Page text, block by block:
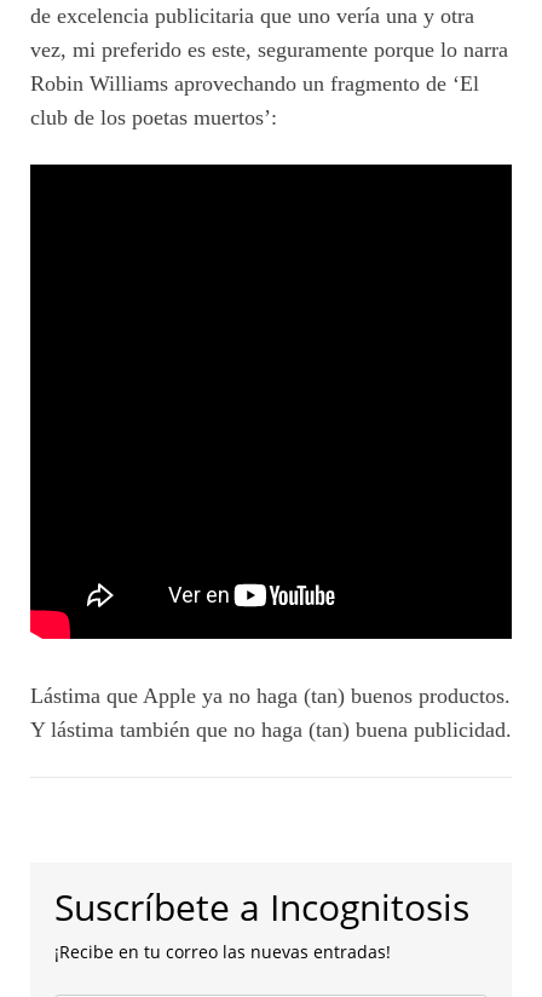
de excelencia publicitaria que uno vería una y otra
vez, mi preferido es este, seguramente porque lo narra
Robin Williams aprovechando un fragmento de ‘El
club de los poetas muertos’:
Lástima que Apple ya no haga (tan) buenos productos.
Y lástima también que no haga (tan) buena publicidad.
Suscríbete a Incognitosis
¡Recibe en tu correo las nuevas entradas!